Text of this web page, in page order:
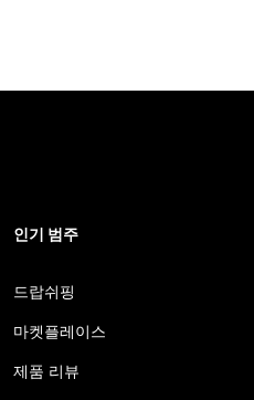
인기 범주
드랍쉬핑
마켓플레이스
제품 리뷰